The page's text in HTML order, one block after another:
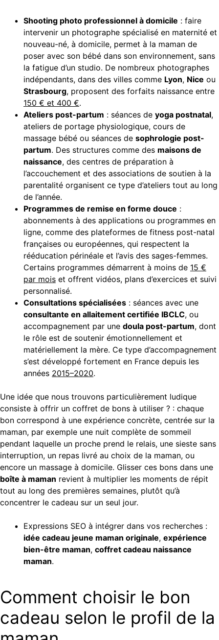
Shooting photo professionnel à domicile : faire
intervenir un photographe spécialisé en maternité et
nouveau-né, à domicile, permet à la maman de
poser avec son bébé dans son environnement, sans
la fatigue d’un studio. De nombreux photographes
indépendants, dans des villes comme Lyon, Nice ou
Strasbourg, proposent des forfaits naissance entre
150 € et 400 €.
Ateliers post-partum : séances de yoga postnatal,
ateliers de portage physiologique, cours de
massage bébé ou séances de sophrologie post-
partum. Des structures comme des maisons de
naissance, des centres de préparation à
l’accouchement et des associations de soutien à la
parentalité organisent ce type d’ateliers tout au long
de l’année.
Programmes de remise en forme douce :
abonnements à des applications ou programmes en
ligne, comme des plateformes de fitness post-natal
françaises ou européennes, qui respectent la
rééducation périnéale et l’avis des sages-femmes.
Certains programmes démarrent à moins de 15 €
par mois et offrent vidéos, plans d’exercices et suivi
personnalisé.
Consultations spécialisées : séances avec une
consultante en allaitement certifiée IBCLC, ou
accompagnement par une doula post-partum, dont
le rôle est de soutenir émotionnellement et
matériellement la mère. Ce type d’accompagnement
s’est développé fortement en France depuis les
années 2015–2020.
Une idée que nous trouvons particulièrement ludique
consiste à offrir un coffret de bons à utiliser ? : chaque
bon correspond à une expérience concrète, centrée sur la
maman, par exemple une nuit complète de sommeil
pendant laquelle un proche prend le relais, une sieste sans
interruption, un repas livré au choix de la maman, ou
encore un massage à domicile. Glisser ces bons dans une
boîte à maman revient à multiplier les moments de répit
tout au long des premières semaines, plutôt qu’à
concentrer le cadeau sur un seul jour.
Expressions SEO à intégrer dans vos recherches :
idée cadeau jeune maman originale, expérience
bien-être maman, coffret cadeau naissance
maman.
Comment choisir le bon
cadeau selon le profil de la